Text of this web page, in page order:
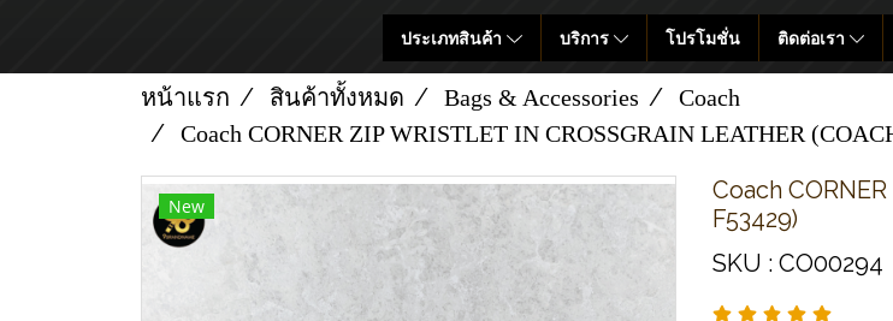
ประเภทสินค้า บริการ โปรโมชั่น ติดต่อเรา
หน้าแรก สินค้าทั้งหมด Bags & Accessories
Coach
Coach CORNER ZIP WRISTLET IN CROSSGRAIN LEATHER
New
Coach
F53429)
SKU : CO00294